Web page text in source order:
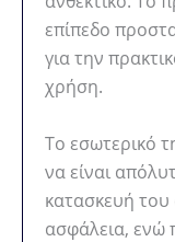
επίπεδο
για την
χρήση.
Το εσωτερικό
να είναι
κατασκευή του
ασφάλεια, ενώ